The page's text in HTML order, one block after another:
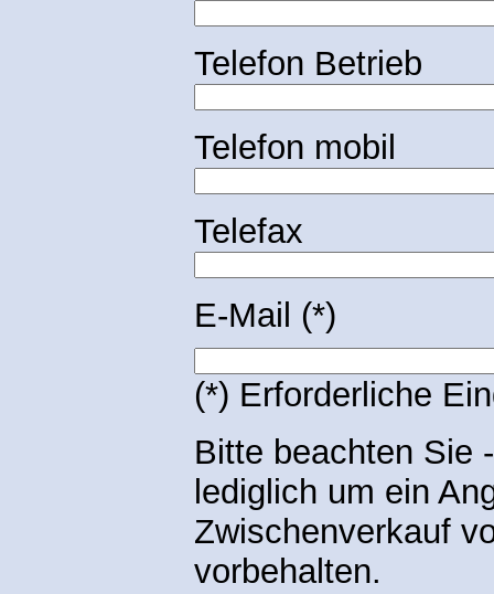
Telefon Betrieb
Telefon mobil
Telefax
E-Mail (*)
(*) Erforderliche
Bitte beachten Sie
lediglich um ein
Zwischenverkauf
vorbehalten.